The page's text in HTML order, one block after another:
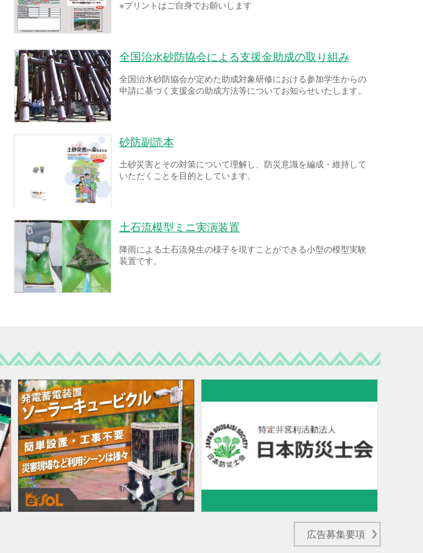
※プリントはご自身でお願いします
全国治水砂防協会による支援金助成の取り組み
全国治水砂防協会が定めた助成対象研修における参加学生からの
申請に基づく支援金の助成方法等についてお知らせいたします。
砂防副読本
土砂災害とその対策について理解し、防災意識を編成・維持して
いただくことを目的としています。
土石流模型ミニ実演装置
降雨による土石流発生の様子を現すことができる小型の模型実験
装置です。
広告募集要項